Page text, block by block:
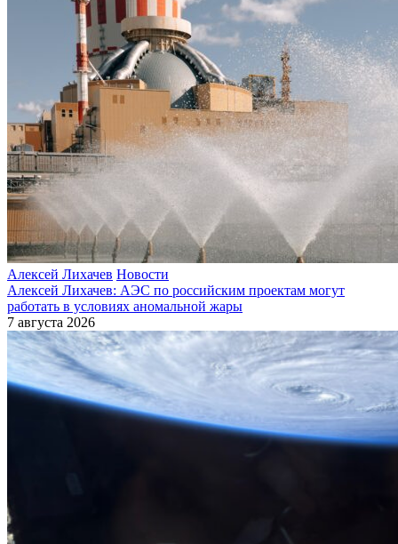
Алексей Лихачев Новости
Алексей Лихачев: АЭС по российским проектам могут
работать в условиях аномальной жары
7 августа 2026